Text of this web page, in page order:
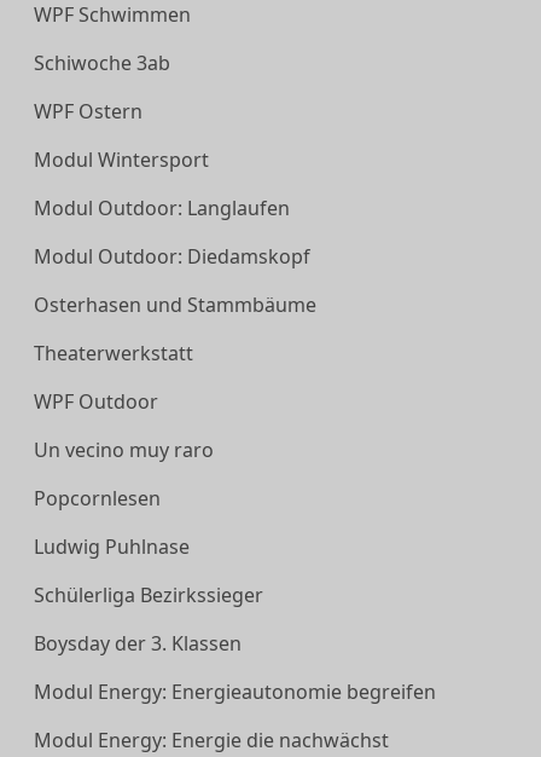
WPF Schwimmen
Schiwoche 3ab
WPF Ostern
Modul Wintersport
Modul Outdoor: Langlaufen
Modul Outdoor: Diedamskopf
Osterhasen und Stammbäume
Theaterwerkstatt
WPF Outdoor
Un vecino muy raro
Popcornlesen
Ludwig Puhlnase
Schülerliga Bezirkssieger
Boysday der 3. Klassen
Modul Energy: Energieautonomie begreifen
Modul Energy: Energie die nachwächst